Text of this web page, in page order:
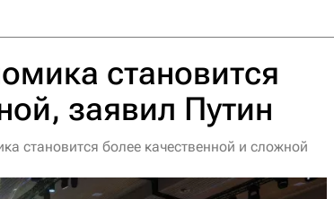
становится
заявил Путин
становится более качественной и сложной